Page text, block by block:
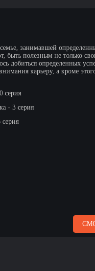
занимавшей
быть полезным не только
добиться определенных
карьеру, а кроме
серия
- 3 серия